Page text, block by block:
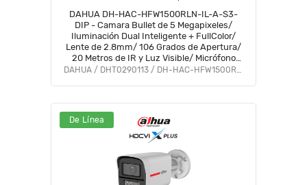
DAHUA DH-HAC-HFW1500RLN-IL-A-S3-
DIP - Camara Bullet de 5 Megapixeles/
Iluminación Dual Inteligente + FullColor/
Lente de 2.8mm/ 106 Grados de Apertura/
20 Metros de IR y Luz Visible/ Micrófono
Integrado/ IP67/ Soporta:
DAHUA / DHT0290113 / DH-HAC-HFW1500RLN-IL-A-S3-DIP
De Línea